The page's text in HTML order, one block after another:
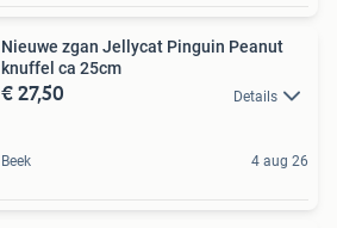
Nieuwe zgan Jellycat Pinguin Peanut
knuffel ca 25cm
€ 27,50 Details
Beek 4 aug 26